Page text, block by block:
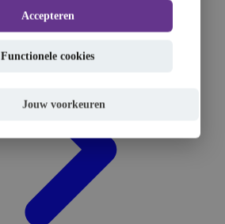
Accepteren
Functionele cookies
Jouw voorkeuren